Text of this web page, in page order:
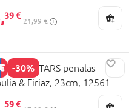
39 €
21,99 €
-30%STARS penalas
& Firiaz, 23cm, 12561
59 €